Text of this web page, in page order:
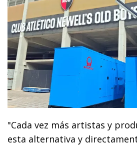
"Cada vez más artistas y
esta alternativa y